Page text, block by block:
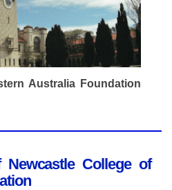
Australia Foundation
College of